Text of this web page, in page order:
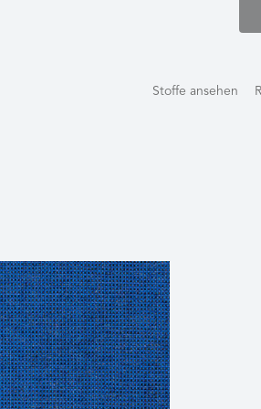
Stoffe ansehen